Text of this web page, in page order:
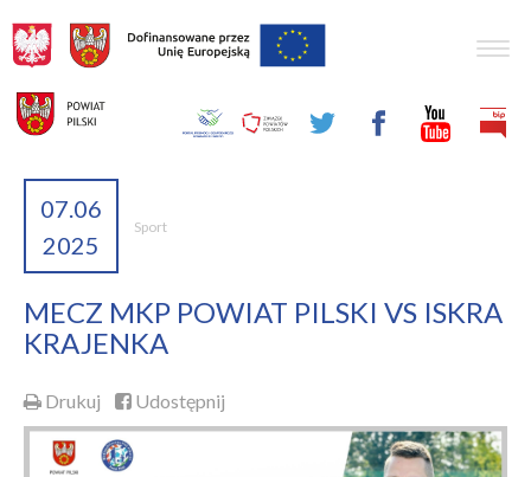
07.06
2025
Sport
MECZ MKP POWIAT PILSKI VS ISKRA
KRAJENKA
Drukuj Udostępnij